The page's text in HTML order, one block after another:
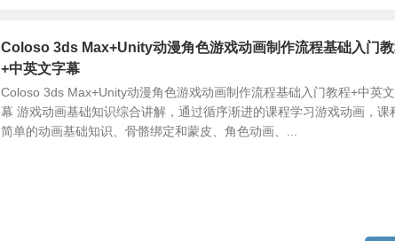
Coloso 3ds Max+Unity动漫角色游戏动画制作流程基础入门
+中英文字幕
Coloso 3ds Max+Unity动漫角色游戏动画制作流程基础入门教程+中英
幕 游戏动画基础知识综合讲解，通过循序渐进的课程学习游戏动画，课
简单的动画基础知识、骨骼绑定和蒙皮、角色动画、...